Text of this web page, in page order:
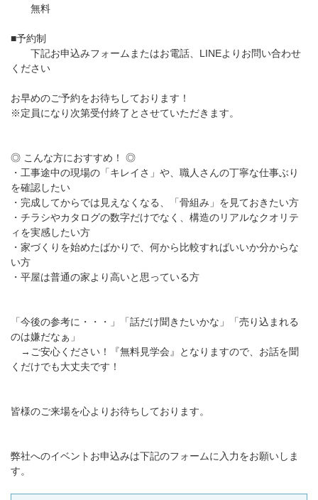
無料
■予約制
下記お申込みフォームまたはお電話、LINEよりお問い合わせ
ください
お早めのご予約をお待ちしております！
※定員になり次第受付終了とさせていただきます。
◎ こんな方におすすめ！ ◎
・工事途中の現場の「キレイさ」や、職人さんの丁寧な仕事ぶり
を確認したい
・完成してからでは見えなくなる、「骨組み」を見ておきたい方
・チラシやカタログの数字だけでなく、構造のリアルなクオリテ
ィを実感したい方
・家づくりを始めたばかりで、何から比較すればいいか分からな
い方
・平屋は普通の家より高いと思っている方
「今後の参考に・・・」「話だけ聞きたいかな」「売り込まれる
のは嫌だなぁ」
→ご安心ください！『無料見学会』となりますので、お話を聞
くだけでも大丈夫です！
皆様のご来場を心よりお待ちしております。
弊社へのイベントお申込みは下記のフォームに入力をお願いしま
す。